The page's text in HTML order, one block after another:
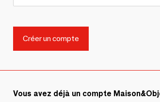
Vous avez déjà un compte